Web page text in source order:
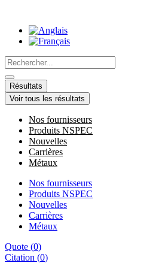
contenu
Search
...
Résultats
Voir tous les résultats
Nos fournisseurs
Produits NSPEC
Nouvelles
Carrières
Métaux
Nos fournisseurs
Produits NSPEC
Nouvelles
Carrières
Métaux
Quote (0)
Citation (0)